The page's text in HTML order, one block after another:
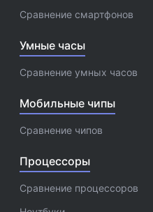
Сравнение смартфонов
Умные часы
Сравнение умных часов
Мобильные чипы
Сравнение чипов
Процессоры
Сравнение процессоров